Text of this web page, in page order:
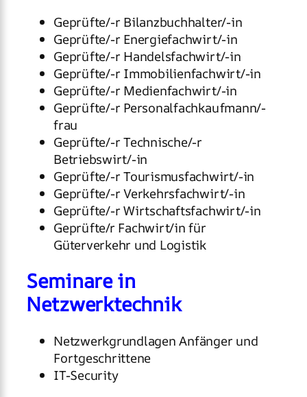
Geprüfte/-r Bilanzbuchhalter/-in
Geprüfte/-r Energiefachwirt/-in
Geprüfte/-r Handelsfachwirt/-in
Geprüfte/-r Immobilienfachwirt/-in
Geprüfte/-r Medienfachwirt/-in
Geprüfte/-r Personalfachkaufmann/-
frau
Geprüfte/-r Technische/-r
Betriebswirt/-in
Geprüfte/-r Tourismusfachwirt/-in
Geprüfte/-r Verkehrsfachwirt/-in
Geprüfte/-r Wirtschaftsfachwirt/-in
Geprüfte/r Fachwirt/in für
Güterverkehr und Logistik
Seminare in
Netzwerktechnik
Netzwerkgrundlagen Anfänger und
Fortgeschrittene
IT-Security